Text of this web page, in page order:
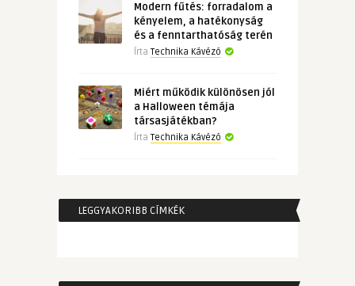
Modern fűtés: forradalom a
kényelem, a hatékonyság
és a fenntarthatóság terén
Írta Technika Kávézó
Miért működik különösen jól
a Halloween témája
társasjátékban?
Írta Technika Kávézó
LEGGYAKORIBB CÍMKÉK